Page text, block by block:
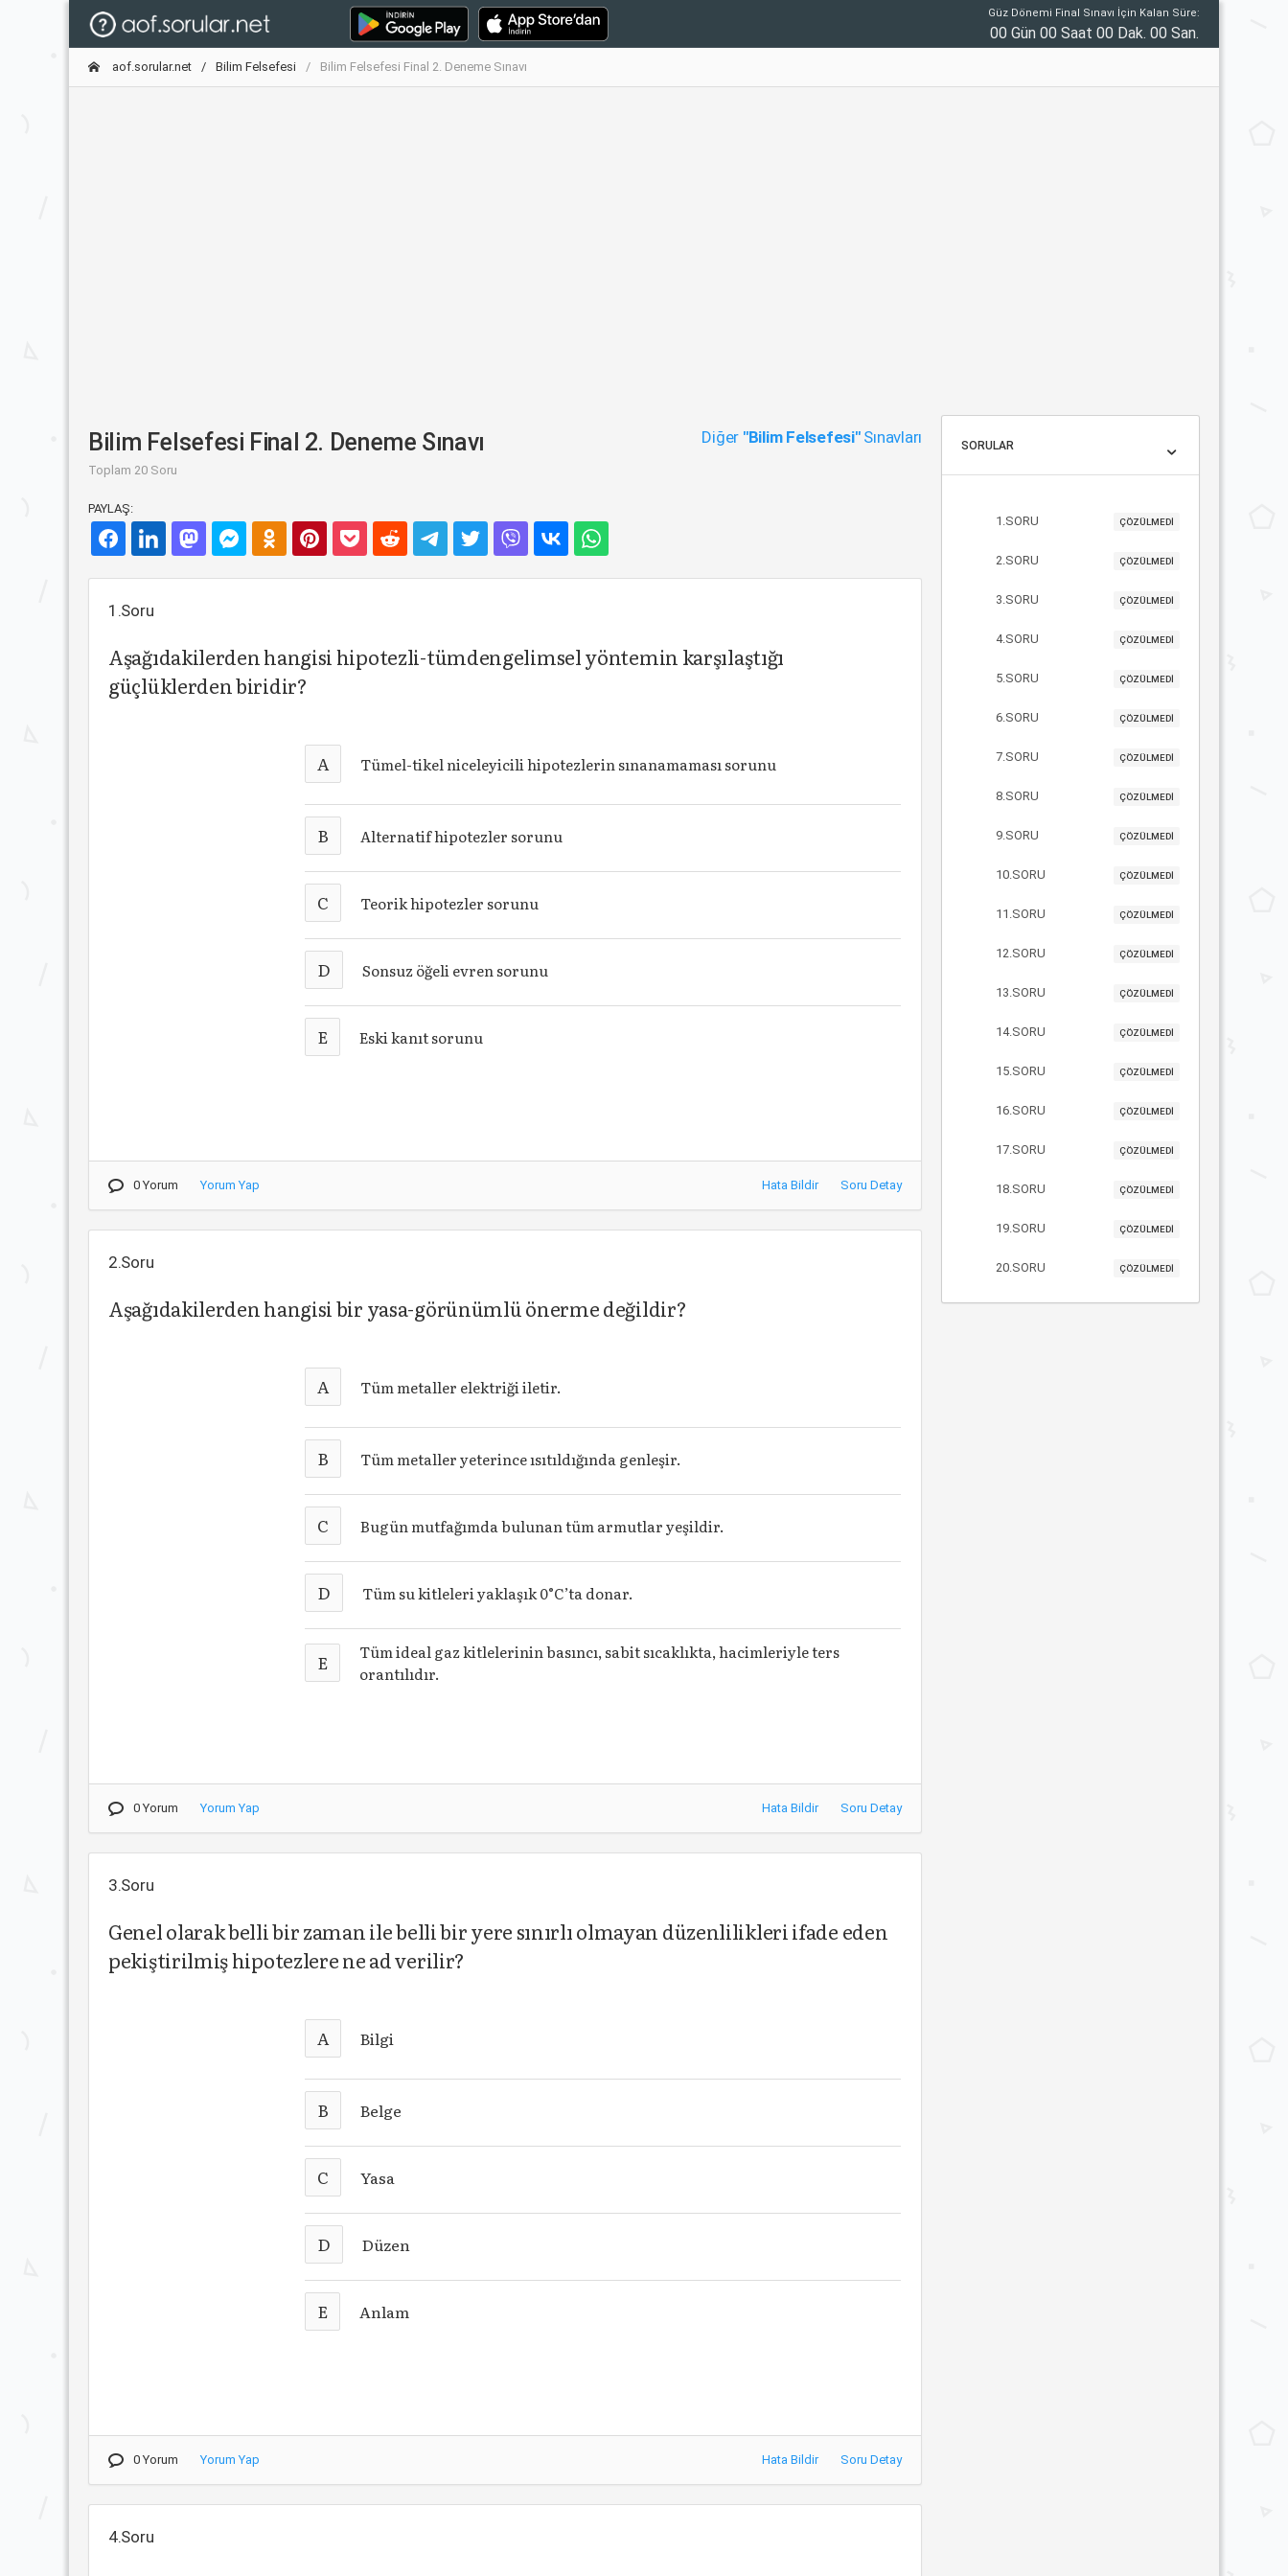
Güz Dönemi Final Sınavı İçin Kalan Süre:
00 Gün 00 Saat 00 Dak. 00 San.
aof.sorular.net Bilim Felsefesi Bilim Felsefesi Final 2. Deneme Sınavı
Bilim Felsefesi Final 2. Deneme Sınavı
Toplam 20 Soru
Diğer "Bilim Felsefesi"Sınavları
PAYLAŞ:
1.Soru
Aşağıdakilerden hangisi hipotezli-tümdengelimsel yöntemin karşılaştığı
güçlüklerden biridir?
A Tümel-tikel niceleyicili hipotezlerin sınanamaması sorunu
B Alternatif hipotezler sorunu
C Teorik hipotezler sorunu
D Sonsuz öğeli evren sorunu
E Eski kanıt sorunu
0 Yorum Yorum Yap Hata Bildir Soru Detay
2.Soru
Aşağıdakilerden hangisi bir yasa-görünümlü önerme değildir?
A Tüm metaller elektriği iletir.
B Tüm metaller yeterince ısıtıldığında genleşir.
C Bugün mutfağımda bulunan tüm armutlar yeşildir.
D Tüm su kitleleri yaklaşık 0°C’ta donar.
E
Tüm ideal gaz kitlelerinin basıncı, sabit sıcaklıkta, hacimleriyle ters
orantılıdır.
0 Yorum Yorum Yap Hata Bildir Soru Detay
3.Soru
Genel olarak belli bir zaman ile belli bir yere sınırlı olmayan düzenlilikleri ifade eden
pekiştirilmiş hipotezlere ne ad verilir?
A Bilgi
B Belge
C Yasa
D Düzen
E Anlam
0 Yorum Yorum Yap Hata Bildir Soru Detay
4.Soru
SORULAR
1.SORU ÇÖZÜLMEDİ
2.SORU ÇÖZÜLMEDİ
3.SORU ÇÖZÜLMEDİ
4.SORU ÇÖZÜLMEDİ
5.SORU ÇÖZÜLMEDİ
6.SORU ÇÖZÜLMEDİ
7.SORU ÇÖZÜLMEDİ
8.SORU ÇÖZÜLMEDİ
9.SORU ÇÖZÜLMEDİ
10.SORU ÇÖZÜLMEDİ
11.SORU ÇÖZÜLMEDİ
12.SORU ÇÖZÜLMEDİ
13.SORU ÇÖZÜLMEDİ
14.SORU ÇÖZÜLMEDİ
15.SORU ÇÖZÜLMEDİ
16.SORU ÇÖZÜLMEDİ
17.SORU ÇÖZÜLMEDİ
18.SORU ÇÖZÜLMEDİ
19.SORU ÇÖZÜLMEDİ
20.SORU ÇÖZÜLMEDİ